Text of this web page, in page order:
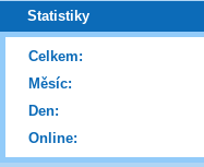
Statistiky
Online:
Celkem:
Měsíc:
Den: